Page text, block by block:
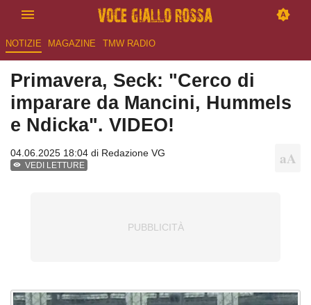
NOTIZIE MAGAZINE TMW RADIO
Primavera, Seck: "Cerco di
imparare da Mancini, Hummels
e Ndicka". VIDEO!
04.06.2025 18:04 di Redazione VG
VEDI LETTURE